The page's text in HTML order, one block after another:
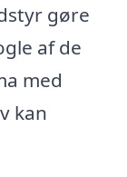
gøre
af de
med
kan